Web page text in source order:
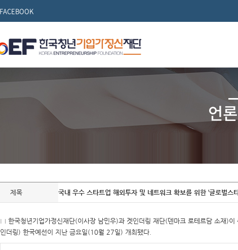
FACEBOOK
언
목,
개
요,
내
용,
제목 국내 우수 스타트업 해외투자 및 네트워크 확보를 위한 ‘글로벌
□ 한국청년기업가정신재단(이사장 남민우)과 겟인더링 재단(덴마크 로테르담 소재)
인더링) 한국예선이 지난 금요일(10월 27일) 개최됐다.